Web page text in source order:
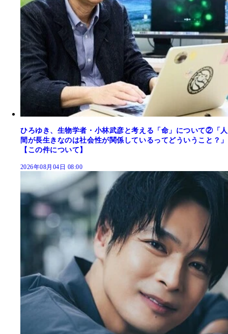
ひろゆき、生物学者・小林武彦と考える「命」について②「人
間が長生きなのは社会性が関係しているってどういうこと？」
【この件について】
2026年08月04日 08:00